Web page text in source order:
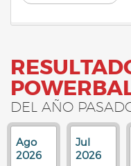
DEL AÑO
Ago
2026
Jul
2026